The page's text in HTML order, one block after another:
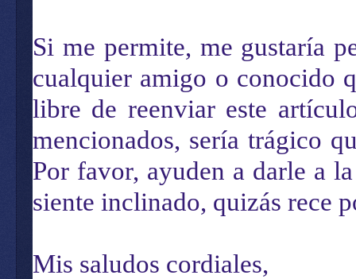
Si me permite, me gustaría
cualquier amigo o conocido
libre de reenviar este
mencionados, sería trágico
Por favor, ayuden a darle a
siente inclinado, quizás rece
Mis saludos cordiales,